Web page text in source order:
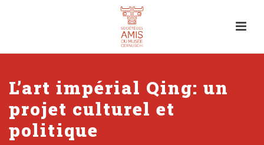
L’art impérial Qing: un
projet culturel et
politique